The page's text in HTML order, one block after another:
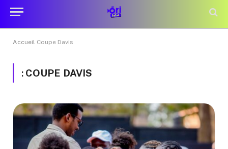
Accueil Coupe Davis
: COUPE DAVIS